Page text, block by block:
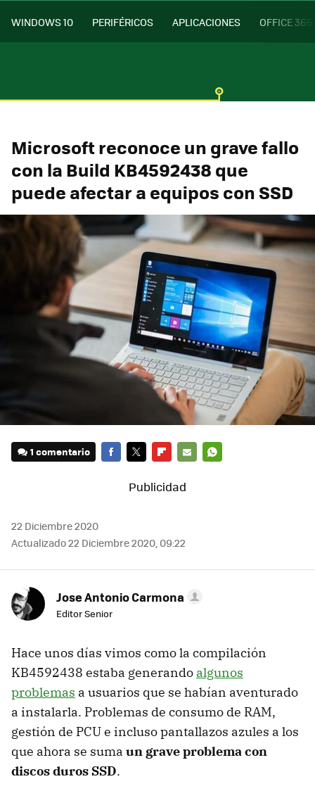
WINDOWS 10 PERIFÉRICOS APLICACIONES OFFICE 365
Microsoft reconoce un grave fallo
con la Build KB4592438 que
puede afectar a equipos con SSD
1 comentario
MAIL
22 Diciembre 2020
Actualizado 22 Diciembre 2020, 09:22
Jose Antonio Carmona
Editor Senior
Hace unos días vimos como la compilación
KB4592438 estaba generando algunos
problemas a usuarios que se habían aventurado
a instalarla. Problemas de consumo de RAM,
gestión de PCU e incluso pantallazos azules a los
que ahora se suma un grave problema con
discos duros SSD.